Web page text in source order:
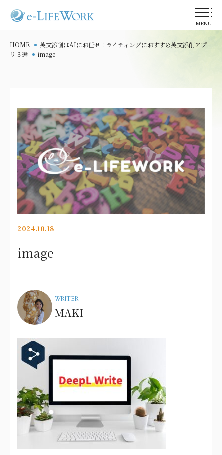
MENU
HOME
英文添削はAIにお任せ！ライティングにおすすめ英文添削アプ
リ３選
image
2024.10.18
image
WRITER
MAKI